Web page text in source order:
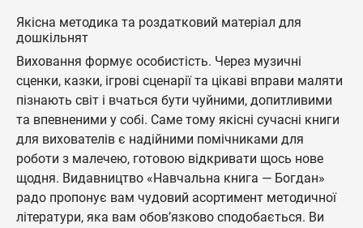
Якісна методика та роздатковий матеріал для
дошкільнят
Виховання формує особистість. Через музичні
сценки, казки, ігрові сценарії та цікаві вправи маляти
пізнають світ і вчаться бути чуйними, допитливими
та впевненими у собі. Саме тому якісні сучасні книги
для вихователів є надійними помічниками для
роботи з малечею, готовою відкривати щось нове
щодня. Видавництво «Навчальна книга — Богдан»
радо пропонує вам чудовий асортимент методичної
літератури, яка вам обов’язково сподобається. Ви